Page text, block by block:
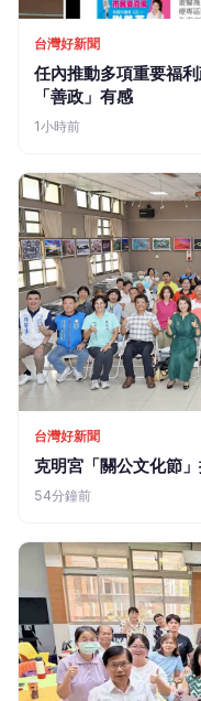
任內推動多項重要福
「善政」有感
1小時前
克明宮「關公文化節
54分鐘前